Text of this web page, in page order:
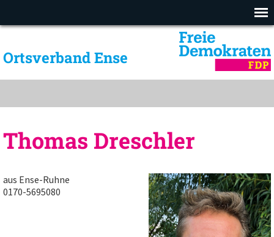
Ortsverband Ense
Thomas Dreschler
aus Ense-Ruhne
0170-5695080